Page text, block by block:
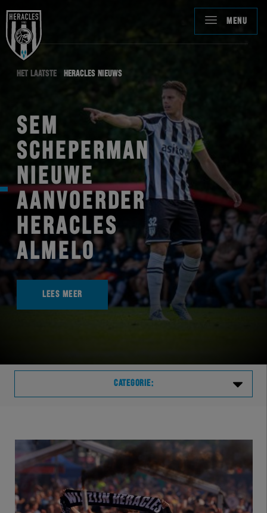
MENU
HET LAATSTE HERACLES NIEUWS
SEM
SCHEPERMAN
NIEUWE
AANVOERDER
HERACLES
ALMELO
LEES MEER
CATEGORIE:
VVVHER